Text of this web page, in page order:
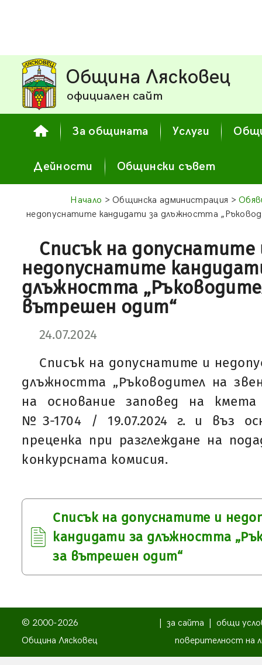
Община Лясковец
официален сайт
За общината Услуги
Дейности Общински съвет
Начало > Общинска администрация >
недопуснатите кандидати за длъжността
Списък на допуснатите
недопуснатите
длъжността
вътрешен одит“
24.07.2024
Списък на допуснатите и
длъжността „Ръководител на
на основание заповед на
№З-1704 / 19.07.2024 г. и въз
преценка при разглеждане на
конкурсната комисия.
Списък на допуснатите и
кандидати за длъжността
за вътрешен одит“
© 2000-2026
Община Лясковец
за сайта
общи
поверителност на